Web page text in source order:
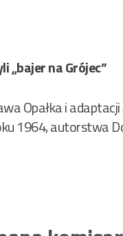
„bajer na Grójec”
Opałka i
1964, autorstwa